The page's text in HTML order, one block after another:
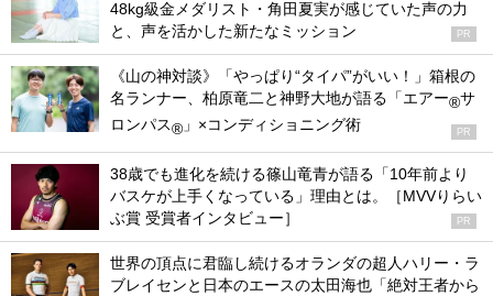
48kg級金メダリスト・角田夏実が感じていた声の力
と、声を活かした新たなミッション
PR
《山の神対談》「やっぱり“タイパ”がいい！」箱根の
名ランナー、柏原竜二と神野大地が語る「エアー®サ
ロンパス® 」×コンディショニング術 PR
38歳でも進化を続ける篠山竜青が語る「10年前より
バスケが上手くなっている」理由とは。［MVVりらい
ぶ賞 受賞者インタビュー］
PR
世界の頂点に君臨し続けるオランダの超人ハリー・ラ
ブレイセンと日本のエースの太田海也「絶対王者から